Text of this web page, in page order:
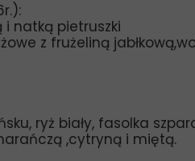
i natką pietruszki
z frużeliną
ryż biały, fasolka
,cytryną i miętą.